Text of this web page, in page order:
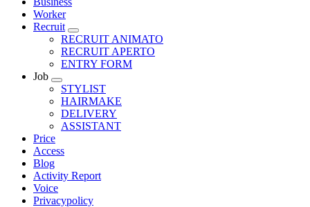
Worker
Recruit
RECRUIT ANIMATO
RECRUIT APERTO
ENTRY FORM
Job
STYLIST
HAIRMAKE
DELIVERY
ASSISTANT
Price
Access
Blog
Activity Report
Voice
Privacypolicy